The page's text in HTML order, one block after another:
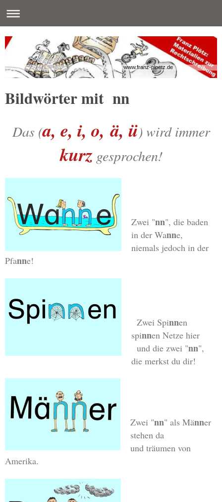
www.franz-ploetz.de
Bildwörter mit nn
Das (a, e, i, o,ä, ü) wird immer
kurzgesprochen!
Zwei "nn", die baden
in der Wanne,
niemals jedoch in der
Pfanne!
Zwei Spinnen
spinnen Netze hier
und die zwei "nn",
die merkst du dir!
Zwei "nn" als Männer
stehen da
und träumen von
Amerika.